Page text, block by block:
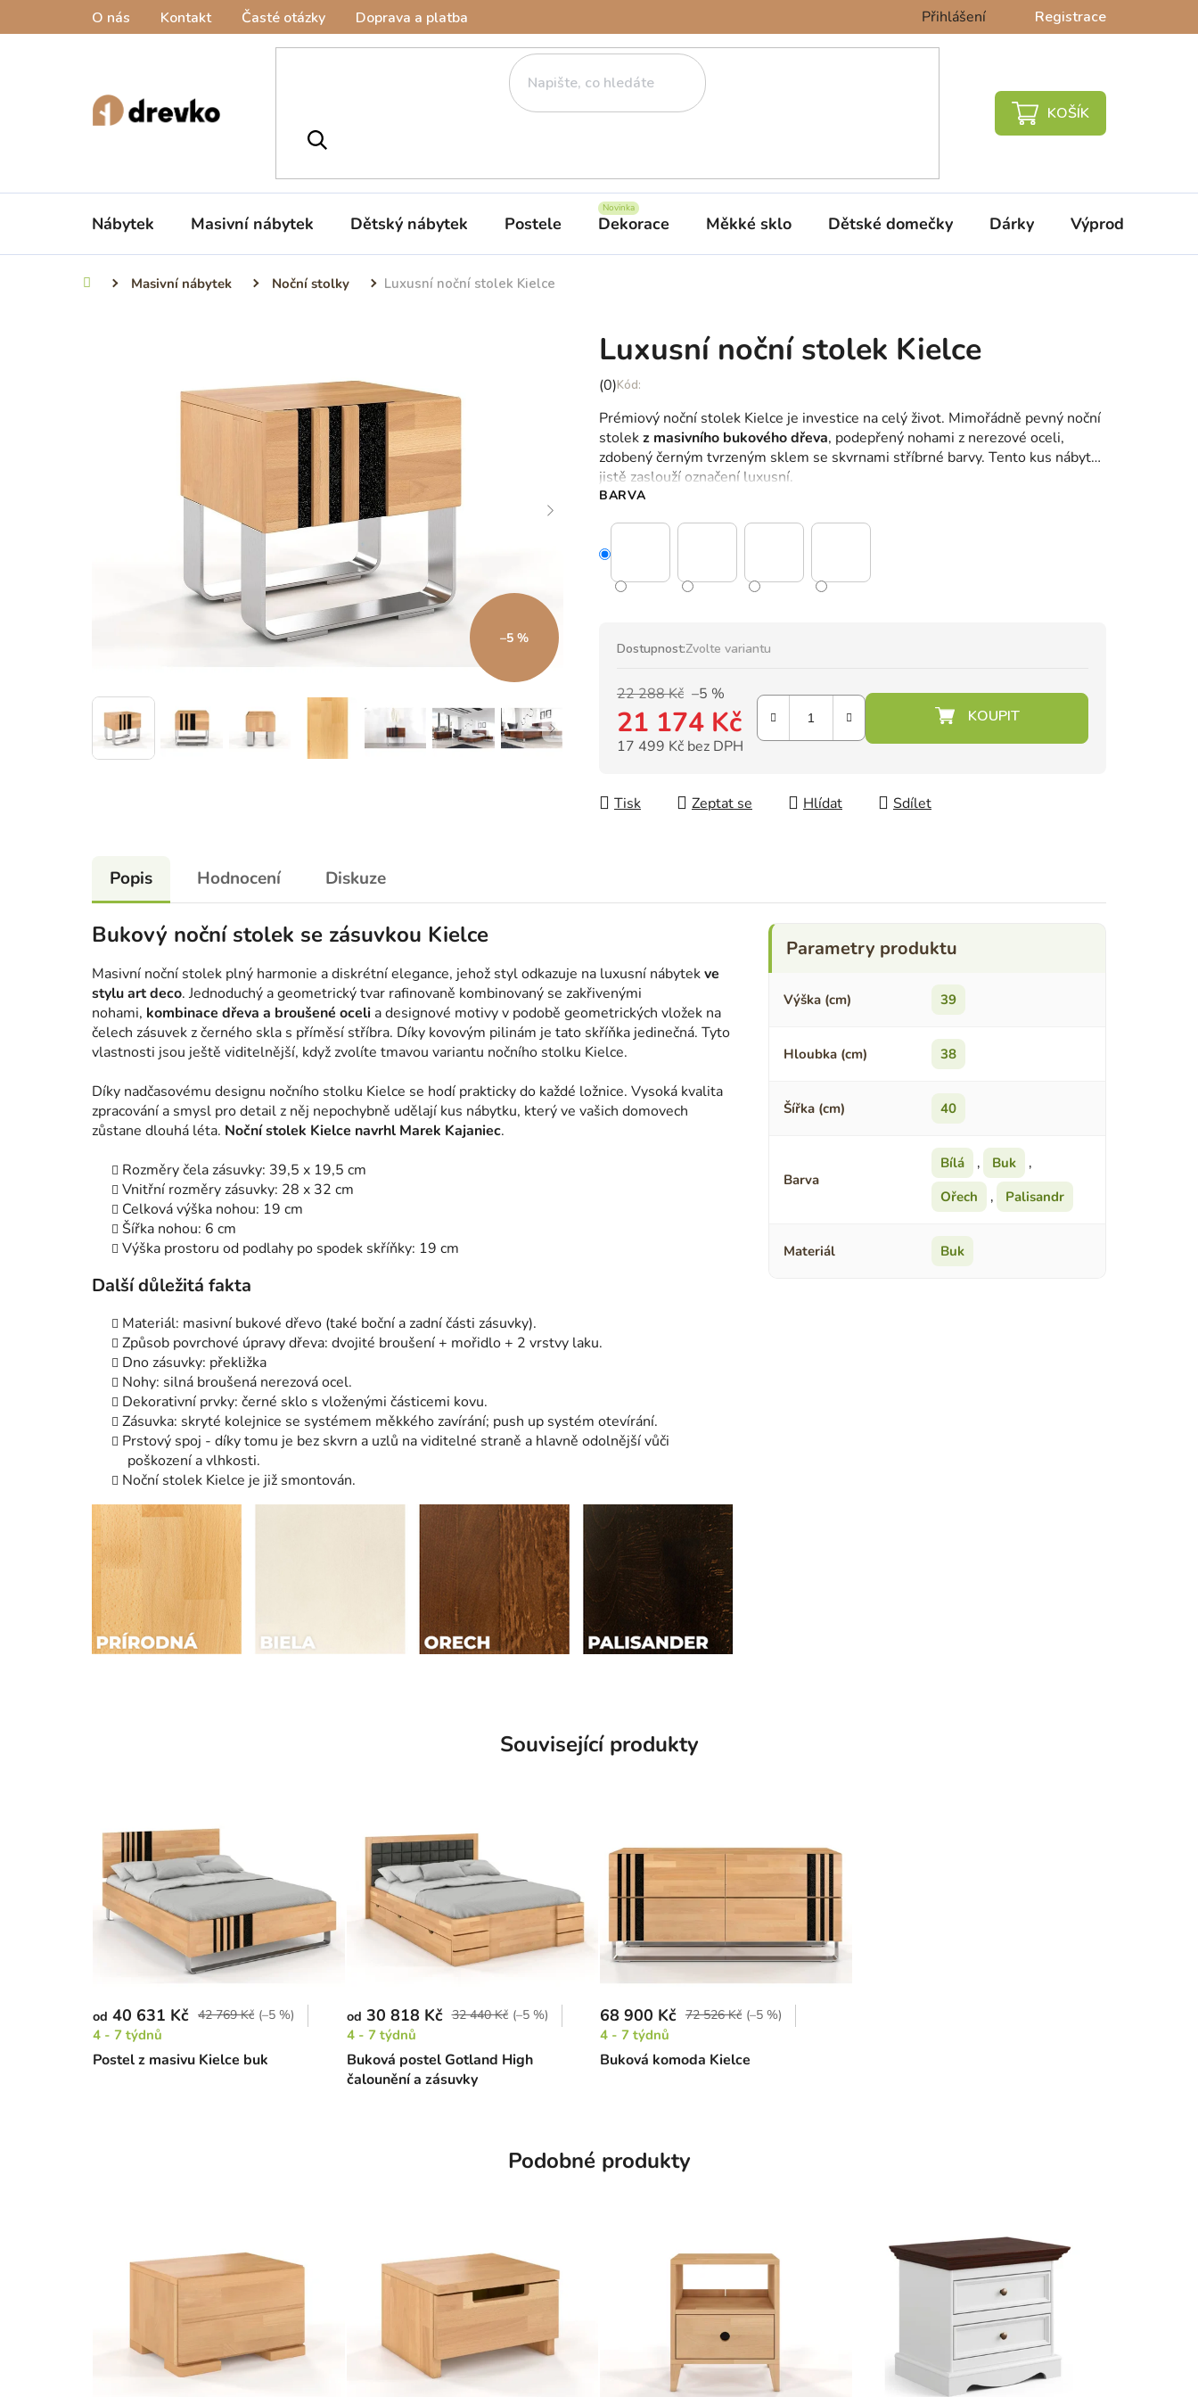
O nás Kontakt Časté otázky Doprava a platba Přihlášení Registrace
NÁKUPNÍ
Nábytek Masivní nábytek Dětský nábytek Postele Dekorace Měkké sklo Dětské domečky Dárky Výprodej %
Domů Masivní nábytek Noční stolky Luxusní noční stolek Kielce
Luxusní noční stolek Kielce
Průměrné
produktu
je
0,0
z
5
hvězdiček.
(0)
Prémiový noční stolek Kielce je investice na celý život. Mimořádně pevný noční
stolekz masivního bukového dřeva, podepřený nohami z nerezové oceli,
zdobený černým tvrzeným sklem se skvrnami stříbrné barvy. Tento kus nábytku
jistě zaslouží označení luxusní.
BARVA
Dostupnost:Zvolte variantu
22 288 Kč –5 %
21 174 Kč
17 499 Kč bez DPH
Tisk
Zeptat se Hlídat Sdílet
–5 %
Popis Hodnocení Diskuze
Bukový noční stolek se zásuvkou Kielce
Masivní noční stolek plný harmonie a diskrétní elegance, jehož styl odkazuje na luxusní nábytekve
stylu art deco. Jednoduchý a geometrický tvar rafinovaně kombinovaný se zakřivenými
nohami, kombinace dřeva a broušené oceli a designové motivy v podobě geometrických vložek na
čelech zásuvek z černého skla s příměsí stříbra. Díky kovovým pilinám je tato skříňka jedinečná. Tyto
vlastnosti jsou ještě viditelnější, když zvolíte tmavou variantu nočního stolku Kielce.
Díky nadčasovému designu nočního stolku Kielce se hodí prakticky do každé ložnice. Vysoká kvalita
zpracování a smysl pro detail z něj nepochybně udělají kus nábytku, který ve vašich domovech
zůstane dlouhá léta. Noční stolek Kielce navrhl Marek Kajaniec.
Rozměry čela zásuvky: 39,5 x 19,5 cm
Vnitřní rozměry zásuvky: 28 x 32 cm
Celková výška nohou: 19 cm
Šířka nohou: 6 cm
Výška prostoru od podlahy po spodek skříňky: 19 cm
Další důležitá fakta
Materiál: masivní bukové dřevo (také boční a zadní části zásuvky).
Způsob povrchové úpravy dřeva: dvojité broušení + mořidlo + 2 vrstvy laku.
Dno zásuvky: překližka
Nohy: silná broušená nerezová ocel.
Dekorativní prvky: černé sklo s vloženými částicemi kovu.
Zásuvka: skryté kolejnice se systémem měkkého zavírání; push up systém otevírání.
Prstový spoj - díky tomu je bez skvrn a uzlů na viditelné straně a hlavně odolnější vůči
poškození a vlhkosti.
Noční stolek Kielce je již smontován.
Výška (cm) 39
Hloubka (cm) 38
Šířka (cm) 40
Barva
Bílá , Buk
,
Ořech
, Palisandr
Materiál Buk
Související produkty
Postel z masivu Kielce buk
od 40 631 Kč 42 769 Kč (–5 %)
4 - 7 týdnů
Buková postel Gotland High
čalounění a zásuvky
od 30 818 Kč 32 440 Kč (–5 %)
4 - 7 týdnů
Buková komoda Kielce
68 900 Kč 72 526 Kč (–5 %)
4 - 7 týdnů
Podobné produkty